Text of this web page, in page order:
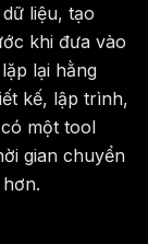
liệu, tạo
khi đưa vào
lại hằng
kế, lập trình,
một tool
gian chuyển